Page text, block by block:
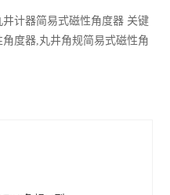
计器简易式磁性角度器 关键
度器,丸井角规简易式磁性角